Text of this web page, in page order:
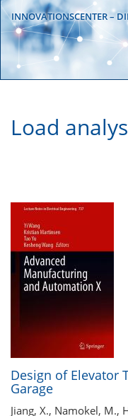
INNOVATIONSCENTER –
Load
Design of Elevator
Garage
Jiang, X., Namokel, M.,